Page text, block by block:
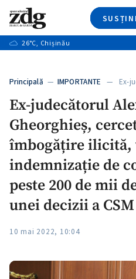
+13
Caută
26°C, Chișinău
Principală — IMPORTANTE — Ex-
Ex-judecătorul
Gheorghieș,
îmbogățire ilicită,
indemnizație de
peste 200 de mii
unei decizii a CSM
10 mai 2022, 10:04